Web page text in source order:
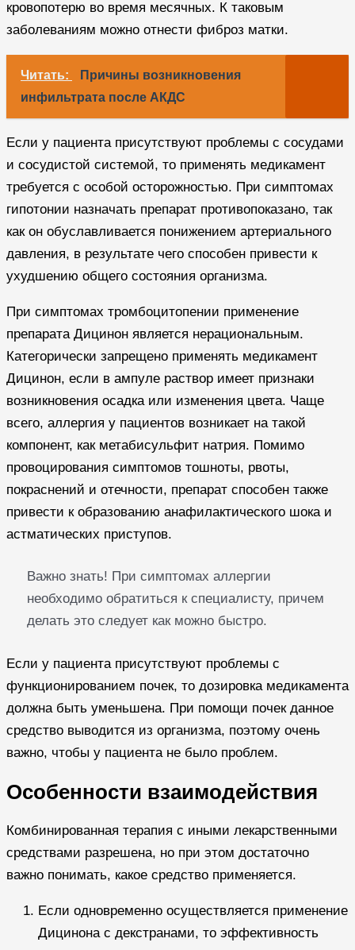
кровопотерю во время месячных. К таковым
заболеваниям можно отнести фиброз матки.
Читать:
Причины возникновения
инфильтрата после АКДС
Если у пациента присутствуют проблемы с сосудами
и сосудистой системой, то применять медикамент
требуется с особой осторожностью. При симптомах
гипотонии назначать препарат противопоказано, так
как он обуславливается понижением артериального
давления, в результате чего способен привести к
ухудшению общего состояния организма.
При симптомах тромбоцитопении применение
препарата Дицинон является нерациональным.
Категорически запрещено применять медикамент
Дицинон, если в ампуле раствор имеет признаки
возникновения осадка или изменения цвета. Чаще
всего, аллергия у пациентов возникает на такой
компонент, как метабисульфит натрия. Помимо
провоцирования симптомов тошноты, рвоты,
покраснений и отечности, препарат способен также
привести к образованию анафилактического шока и
астматических приступов.
Важно знать! При симптомах аллергии
необходимо обратиться к специалисту, причем
делать это следует как можно быстро.
Если у пациента присутствуют проблемы с
функционированием почек, то дозировка медикамента
должна быть уменьшена. При помощи почек данное
средство выводится из организма, поэтому очень
важно, чтобы у пациента не было проблем.
Особенности взаимодействия
Комбинированная терапия с иными лекарственными
средствами разрешена, но при этом достаточно
важно понимать, какое средство применяется.
Если одновременно осуществляется применение
Дицинона с декстранами, то эффективность